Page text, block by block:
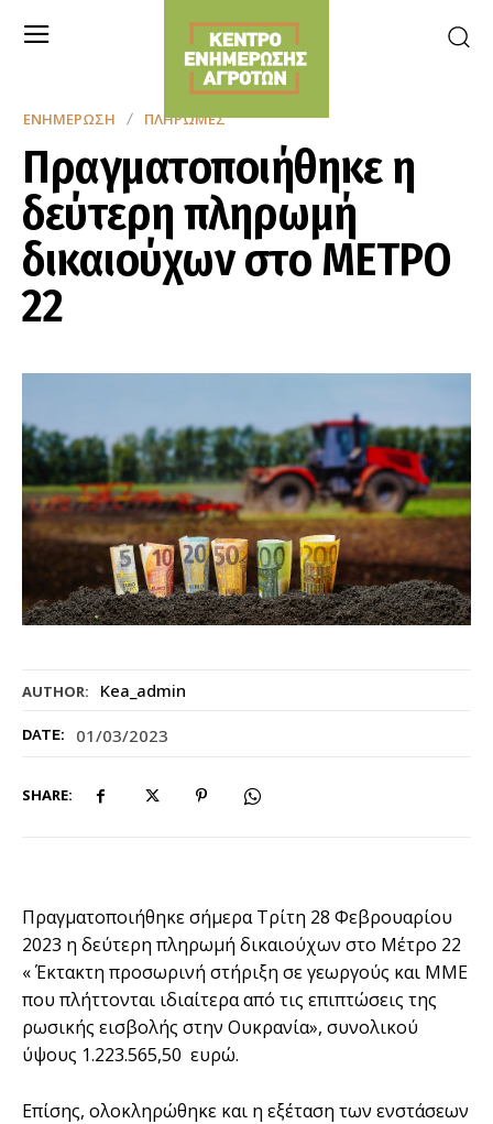
AUTHOR: Kea_admin
DATE: 01/03/2023
SHARE:
ΕΝΗΜΈΡΩΣΗ ΠΛΗΡΩΜΈΣ
Πραγματοποιήθηκε η
δεύτερη πληρωμή
δικαιούχων στο ΜΕΤΡΟ
22
Πραγματοποιήθηκε σήμερα Τρίτη 28 Φεβρουαρίου
2023 η δεύτερη πληρωμή δικαιούχων στο Μέτρο 22
« Έκτακτη προσωρινή στήριξη σε γεωργούς και ΜΜΕ
που πλήττονται ιδιαίτερα από τις επιπτώσεις της
ρωσικής εισβολής στην Ουκρανία», συνολικού
ύψους 1.223.565,50 ευρώ.
Επίσης, ολοκληρώθηκε και η εξέταση των ενστάσεων